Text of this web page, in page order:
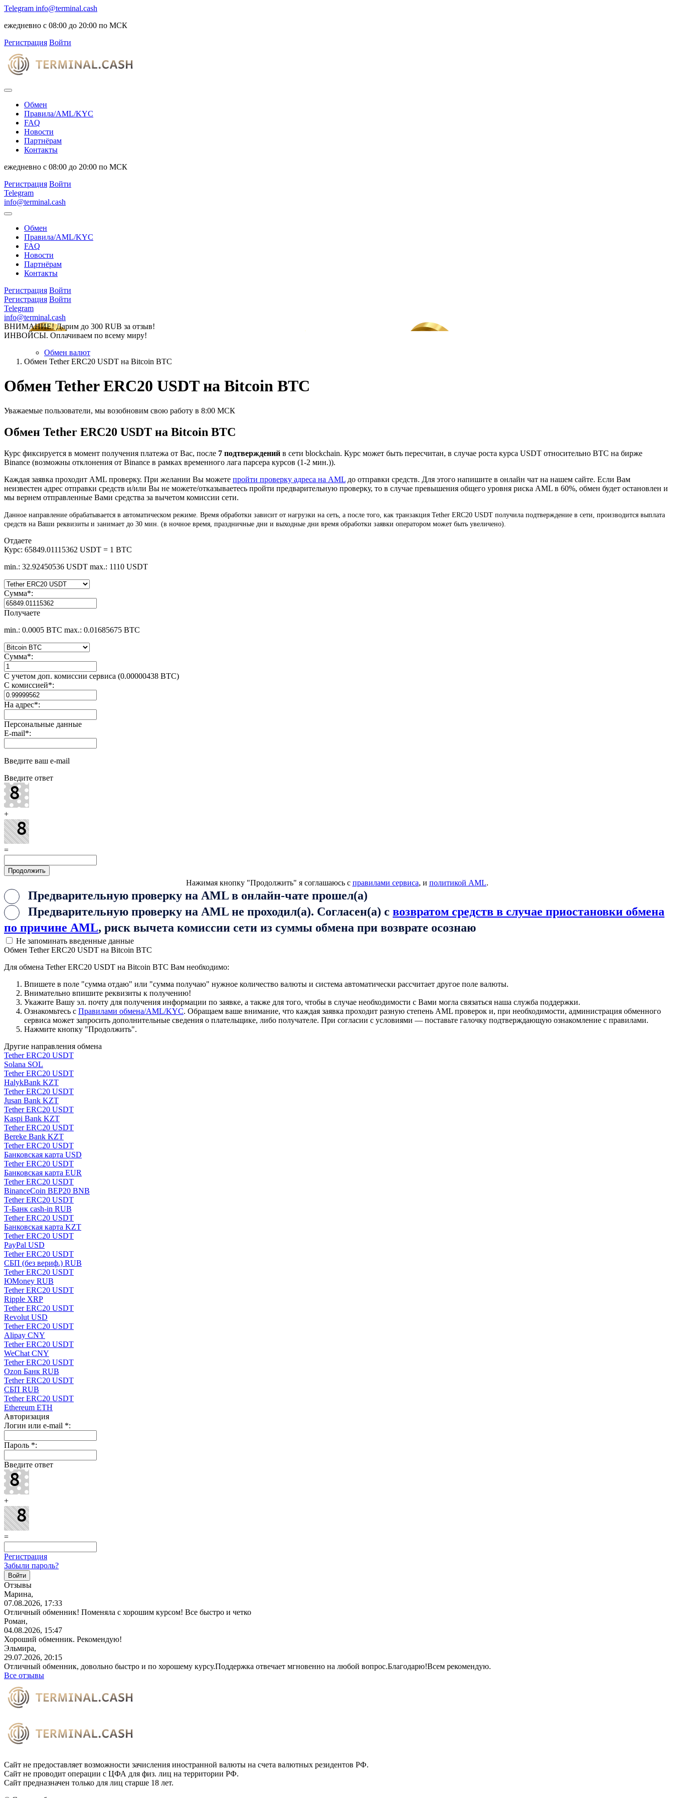
Telegram info@terminal.cash
ежедневно с 08:00 до 20:00 по МСК
Регистрация Войти
Обмен
Правила/AML/KYC
FAQ
Новости
Партнёрам
Контакты
ежедневно с 08:00 до 20:00 по МСК
Регистрация Войти
Telegram
info@terminal.cash
Обмен
Правила/AML/KYC
FAQ
Новости
Партнёрам
Контакты
Регистрация Войти
Регистрация Войти
Telegram
info@terminal.cash
ВНИМАНИЕ! Дарим до 300 RUB за отзыв!
ИНВОЙСЫ. Оплачиваем по всему миру!
Обмен валют
Обмен Tether ERC20 USDT на Bitcoin BTC
Обмен Tether ERC20 USDT на Bitcoin BTC
Уважаемые пользователи, мы возобновим свою работу в 8:00 МСК
Обмен Tether ERC20 USDT на Bitcoin BTC
Курс фиксируется в момент получения платежа от Вас, после 7 подтверждений в сети blockchain. Курс может быть пересчитан, в случае роста курса USDT относительно BTC на бирже
Binance (возможны отклонения от Binance в рамках временного лага парсера курсов (1-2 мин.)).
Каждая заявка проходит AML проверку. При желании Вы можете пройти проверку адреса на AML до отправки средств. Для этого напишите в онлайн чат на нашем сайте. Если Вам
неизвестен адрес отправки средств и/или Вы не можете/отказываетесь пройти предварительную проверку, то в случае превышения общего уровня риска AML в 60%, обмен будет остановлен и
мы вернем отправленные Вами средства за вычетом комиссии сети.
Данное направление обрабатывается в автоматическом режиме. Время обработки зависит от нагрузки на сеть, а после того, как транзакция Tether ERC20 USDT получила подтверждение в сети, производится выплата
средств на Ваши реквизиты и занимает до 30 мин. (в ночное время, праздничные дни и выходные дни время обработки заявки оператором может быть увеличено).
Отдаете
Курс: 65849.01115362 USDT = 1 BTC
min.: 32.92450536 USDT max.: 1110 USDT
Сумма*:
Получаете
min.: 0.0005 BTC max.: 0.01685675 BTC
Сумма*:
С учетом доп. комиссии сервиса (0.00000438 BTC)
С комиссией*:
На адрес*:
Персональные данные
E-mail*:
Введите ваш e-mail
Введите ответ
+
=
Нажимая кнопку "Продолжить" я соглашаюсь с правилами сервиса, и политикой AML.
Предварительную проверку на AML в онлайн-чате прошел(а)
Предварительную проверку на AML не проходил(а). Согласен(а) с возвратом средств в случае приостановки обмена
по причине AML, риск вычета комиссии сети из суммы обмена при возврате осознаю
Не запоминать введенные данные
Обмен Tether ERC20 USDT на Bitcoin BTC
Для обмена Tether ERC20 USDT на Bitcoin BTC Вам необходимо:
Впишете в поле "сумма отдаю" или "сумма получаю" нужное количество валюты и система автоматически рассчитает другое поле валюты.
Внимательно впишите реквизиты к получению!
Укажите Вашу эл. почту для получения информации по заявке, а также для того, чтобы в случае необходимости с Вами могла связаться наша служба поддержки.
Ознакомьтесь с Правилами обмена/AML/KYC. Обращаем ваше внимание, что каждая заявка проходит разную степень AML проверок и, при необходимости, администрация обменного
сервиса может запросить дополнительные сведения о плательщике, либо получателе. При согласии с условиями — поставьте галочку подтверждающую ознакомление с правилами.
Нажмите кнопку "Продолжить".
Другие направления обмена
Tether ERC20 USDT
Solana SOL
Tether ERC20 USDT
HalykBank KZT
Tether ERC20 USDT
Jusan Bank KZT
Tether ERC20 USDT
Kaspi Bank KZT
Tether ERC20 USDT
Bereke Bank KZT
Tether ERC20 USDT
Банковская карта USD
Tether ERC20 USDT
Банковская карта EUR
Tether ERC20 USDT
BinanceCoin BEP20 BNB
Tether ERC20 USDT
Т-Банк cash-in RUB
Tether ERC20 USDT
Банковская карта KZT
Tether ERC20 USDT
PayPal USD
Tether ERC20 USDT
СБП (без вериф.) RUB
Tether ERC20 USDT
ЮMoney RUB
Tether ERC20 USDT
Ripple XRP
Tether ERC20 USDT
Revolut USD
Tether ERC20 USDT
Alipay CNY
Tether ERC20 USDT
WeChat CNY
Tether ERC20 USDT
Ozon Банк RUB
Tether ERC20 USDT
СБП RUB
Tether ERC20 USDT
Ethereum ETH
Авторизация
Логин или e-mail *:
Пароль *:
Введите ответ
+
=
Регистрация
Забыли пароль?
Отзывы
Марина,
07.08.2026, 17:33
Отличный обменник! Поменяла с хорошим курсом! Все быстро и четко
Роман,
04.08.2026, 15:47
Хороший обменник. Рекомендую!
Эльмира,
29.07.2026, 20:15
Отличный обменник, довольно быстро и по хорошему курсу.Поддержка отвечает мгновенно на любой вопрос.Благодарю!Всем рекомендую.
Все отзывы
Сайт не предоставляет возможности зачисления иностранной валюты на счета валютных резидентов РФ.
Сайт не проводит операции с ЦФА для физ. лиц на территории РФ.
Сайт предназначен только для лиц старше 18 лет.